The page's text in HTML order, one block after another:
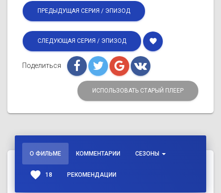
ПРЕДЫДУЩАЯ СЕРИЯ / ЭПИЗОД
СЛЕДУЮЩАЯ СЕРИЯ / ЭПИЗОД favorite
Поделиться
ИСПОЛЬЗОВАТЬ СТАРЫЙ ПЛЕЕР
О ФИЛЬМЕ КОММЕНТАРИИ СЕЗОНЫ
favorite 18 РЕКОМЕНДАЦИИ